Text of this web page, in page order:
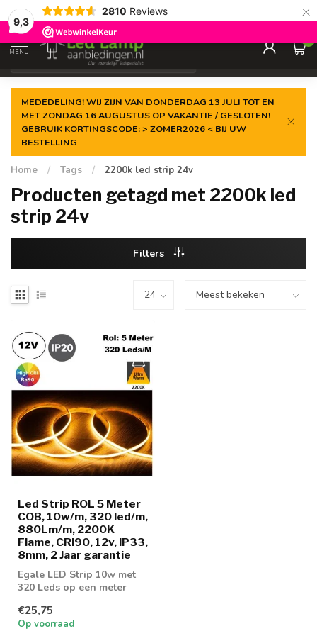
9,3
2810 Reviews ×
Gegarandeerde delaagste prijs
MENU
0
MEDEDELING! WIJ ZIJN VAN DONDERDAG 13 JULI TOT EN
MET ZONDAG 16 AUGUSTUS OP VAKANTIE / GESLOTEN!
GEBRUIK KORTINGSCODE: > ZOMER2026 < BIJ UW
BESTELLING
Home / Tags / 2200k led strip 24v
Producten getagd met 2200k led
strip 24v
Filters
Led Strip ROL 5 Meter
COB, 10w/m, 320 led/m,
880Lm/m, 2200K
Flame, CRI90, 12v, IP33,
8mm, 2 Jaar garantie
Egale LED Strip 10w met
320 Leds op een meter
Techniek! Leverba...
€25,75
Op voorraad